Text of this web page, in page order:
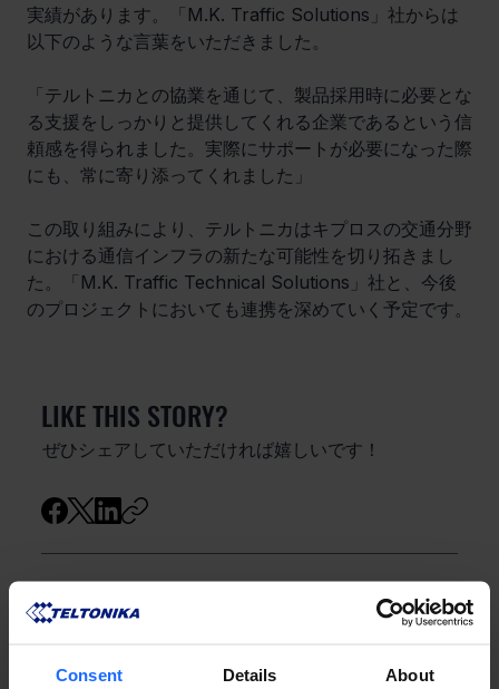
Consent Details About
実績があります。「M.K. Traffic Solutions」社からは
以下のような言葉をいただきました。
「テルトニカとの協業を通じて、製品採用時に必要とな
る支援をしっかりと提供してくれる企業であるという信
頼感を得られました。実際にサポートが必要になった際
にも、常に寄り添ってくれました」
この取り組みにより、テルトニカはキプロスの交通分野
における通信インフラの新たな可能性を切り拓きまし
た。「M.K. Traffic Technical Solutions」社と、今後
のプロジェクトにおいても連携を深めていく予定です。
LIKE THIS STORY?
ぜひシェアしていただければ嬉しいです！
GOT A QUESTION?
お気軽にお問い合わせください！